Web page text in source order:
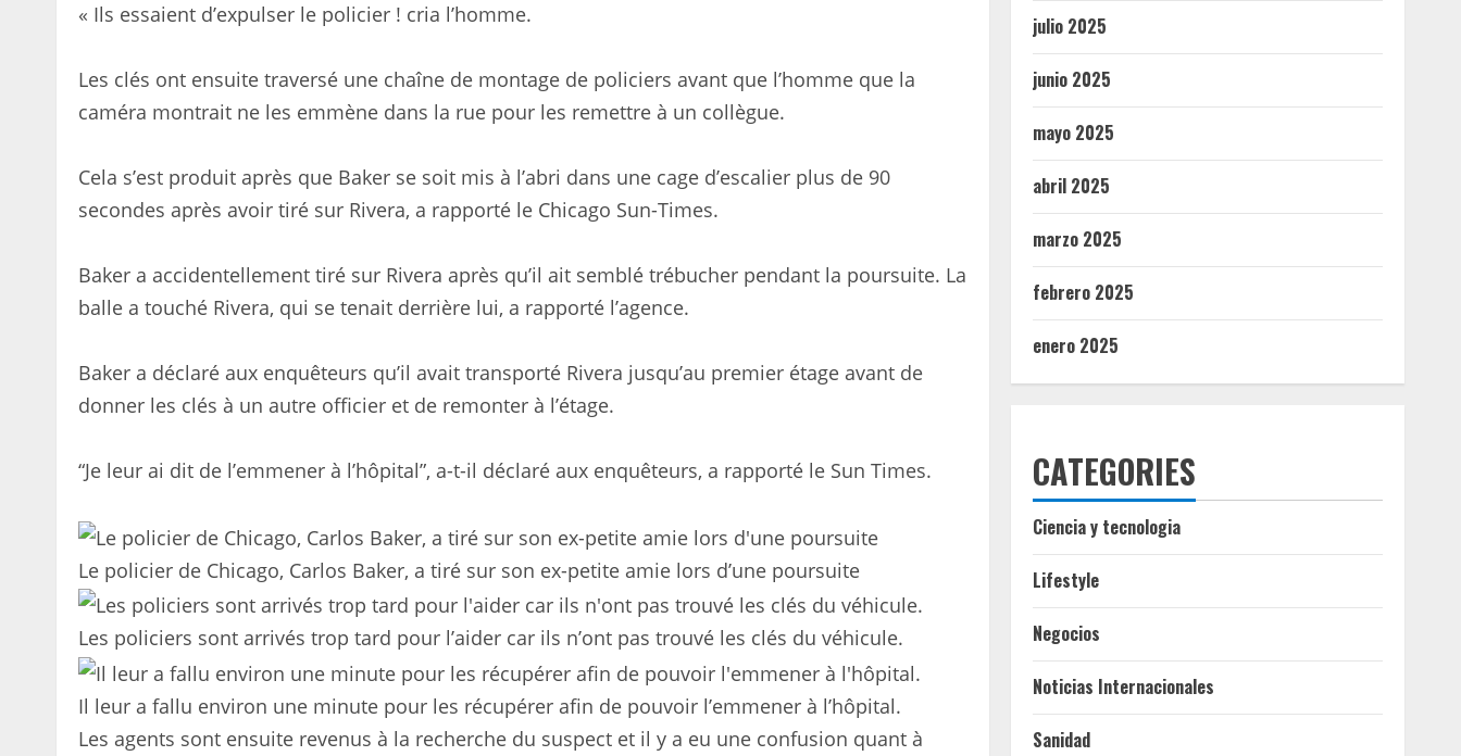
« Ils essaient d’expulser le policier ! cria l’homme.
Les clés ont ensuite traversé une chaîne de montage de policiers avant que l’homme que la
caméra montrait ne les emmène dans la rue pour les remettre à un collègue.
Cela s’est produit après que Baker se soit mis à l’abri dans une cage d’escalier plus de 90
secondes après avoir tiré sur Rivera, a rapporté le Chicago Sun-Times.
Baker a accidentellement tiré sur Rivera après qu’il ait semblé trébucher pendant la poursuite. La
balle a touché Rivera, qui se tenait derrière lui, a rapporté l’agence.
Baker a déclaré aux enquêteurs qu’il avait transporté Rivera jusqu’au premier étage avant de
donner les clés à un autre officier et de remonter à l’étage.
“Je leur ai dit de l’emmener à l’hôpital”, a-t-il déclaré aux enquêteurs, a rapporté le Sun Times.
Le policier de Chicago, Carlos Baker, a tiré sur son ex-petite amie lors d’une poursuite
Les policiers sont arrivés trop tard pour l’aider car ils n’ont pas trouvé les clés du véhicule.
Il leur a fallu environ une minute pour les récupérer afin de pouvoir l’emmener à l’hôpital.
Les agents sont ensuite revenus à la recherche du suspect et il y a eu une confusion quant à
julio 2025
junio 2025
mayo 2025
abril 2025
marzo 2025
febrero 2025
enero 2025
CATEGORIES
Ciencia y tecnologia
Lifestyle
Negocios
Noticias Internacionales
Sanidad